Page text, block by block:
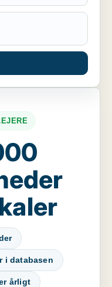
i databasen
årligt